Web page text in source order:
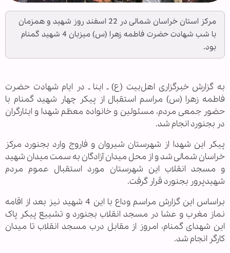
مرکز استان خراسان شمالی در 22 اسفند روز شهید و همزمان
با شب شهادت حضرت فاطمه زهرا (س) میزبان 4 شهید گمنام
بود.
به گزارش خبرگزاری اهل‌بیت (ع) ـ ابنا ـ در ایام شهادت حضرت
فاطمه زهرا (س) مراسم استقبال از پیکر چهار شهید گمنام با
حضور جمعی مردم، مسئولین و خانواده معظم شهدا و ایثارگران
در بجنورد انجام شد.
پیکر این شهدا از شهرستان شیروان و فاروج وارد بجنورد مرکز
خراسان شمالی شد و از محل میدان آزادگان به سمت میدان شهید
و مسجد انقلاب این شهرستان مورد استقبال عموم مردم
شهیدپرور بجنورد قرار گرفت.
براساس این گزارش مراسم وداع با این 4 شهید نیز بعد از اقامه
نماز مغرب و عشا در مسجد انقلاب بجنورد و تشییع پیکر پاک
این شهدای گمنام، امروز از مقابل درب مسجد انقلاب تا میدان
کارگر انجام شد.